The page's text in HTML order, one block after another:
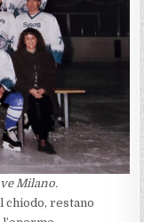
Milano.
chiodo, restano